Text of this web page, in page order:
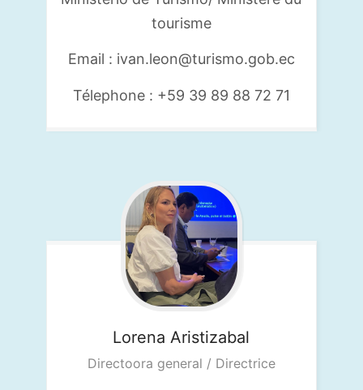
tourisme
Email : ivan.leon@turismo.gob.ec
Télephone : +59 39 89 88 72 71
LorenaAristizabal
Directoora general / Directrice